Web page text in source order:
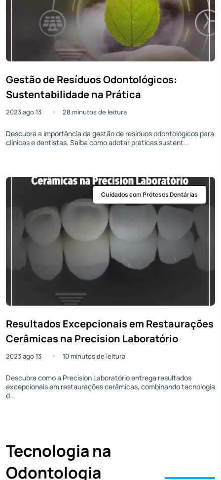
Gestão de Resíduos Odontológicos:
Sustentabilidade na Prática
2023 ago 13 28 minutos de leitura
Descubra a importância da gestão de resíduos odontológicos para
clínicas e dentistas. Saiba como adotar práticas sustent...
Cuidados com Próteses Dentárias
Resultados Excepcionais em Restaurações
Cerâmicas na Precision Laboratório
2023 ago 13 10 minutos de leitura
Descubra como a Precision Laboratório entrega resultados
excepcionais em restaurações cerâmicas, combinando tecnologia
d...
Tecnologia na
Odontologia